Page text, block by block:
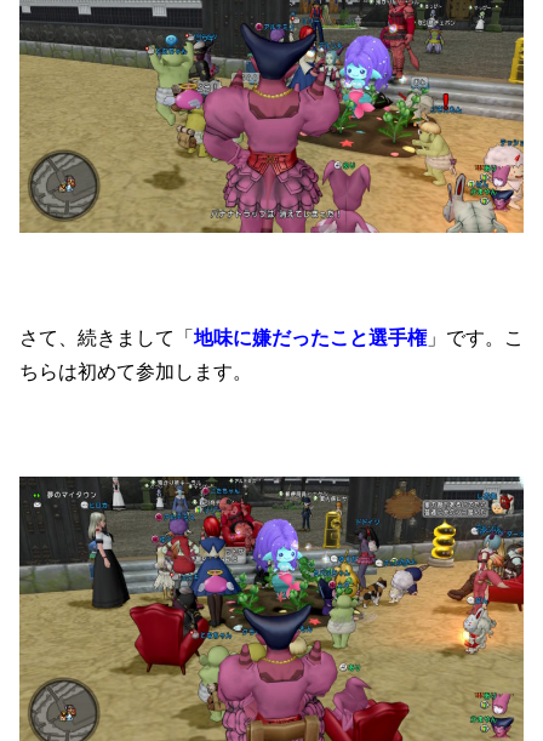
さて、続きまして「 地味に嫌だったこと選手権」です。こ
ちらは初めて参加します。